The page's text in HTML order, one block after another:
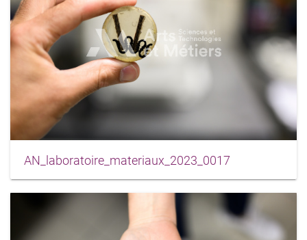
AN_laboratoire_materiaux_2023_0017